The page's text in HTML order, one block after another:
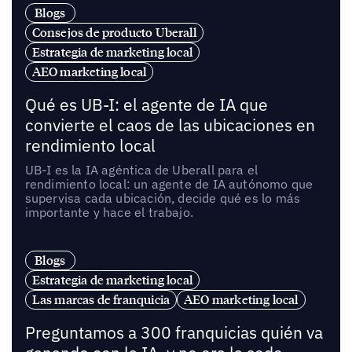
Blogs
Consejos de producto Uberall
Estrategia de marketing local
AEO marketing local
Qué es UB-I: el agente de IA que
convierte el caos de las ubicaciones en
rendimiento local
UB-I es la IA agéntica de Uberall para el
rendimiento local: un agente de IA autónomo que
supervisa cada ubicación, decide qué es lo más
importante y hace el trabajo.
Blogs
Estrategia de marketing local
Las marcas de franquicia
AEO marketing local
Preguntamos a 300 franquicias quién va